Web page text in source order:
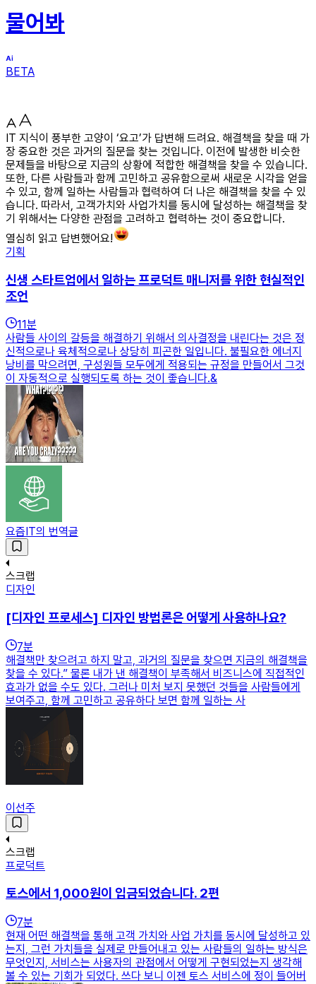
물어봐
BETA
IT 지식이 풍부한 고양이 ‘요고’가 답변해 드려요. 해결책을 찾을 때 가
장 중요한 것은 과거의 질문을 찾는 것입니다. 이전에 발생한 비슷한
문제들을 바탕으로 지금의 상황에 적합한 해결책을 찾을 수 있습니다.
또한, 다른 사람들과 함께 고민하고 공유함으로써 새로운 시각을 얻을
수 있고, 함께 일하는 사람들과 협력하여 더 나은 해결책을 찾을 수 있
습니다. 따라서, 고객가치와 사업가치를 동시에 달성하는 해결책을 찾
기 위해서는 다양한 관점을 고려하고 협력하는 것이 중요합니다.
열심히 읽고 답변했어요!
기획
신생 스타트업에서 일하는 프로덕트 매니저를 위한 현실적인
조언
11분
사람들 사이의 갈등을 해결하기 위해서 의사결정을 내린다는 것은 정
신적으로나 육체적으로나 상당히 피곤한 일입니다. 불필요한 에너지
낭비를 막으려면, 구성원들 모두에게 적용되는 규정을 만들어서 그것
이 자동적으로 실행되도록 하는 것이 좋습니다.&
요즘IT의 번역글
스크랩
디자인
[디자인 프로세스] 디자인 방법론은 어떻게 사용하나요?
7분
해결책만 찾으려고 하지 말고, 과거의 질문을 찾으면 지금의 해결책을
찾을 수 있다.” 물론 내가 낸 해결책이 부족해서 비즈니스에 직접적인
효과가 없을 수도 있다. 그러나 미처 보지 못했던 것들을 사람들에게
보여주고, 함께 고민하고 공유하다 보면 함께 일하는 사
이선주
스크랩
프로덕트
토스에서 1,000원이 입금되었습니다. 2편
7분
현재 어떤 해결책을 통해 고객 가치와 사업 가치를 동시에 달성하고 있
는지, 그런 가치들을 실제로 만들어내고 있는 사람들의 일하는 방식은
무엇인지, 서비스는 사용자의 관점에서 어떻게 구현되었는지 생각해
볼 수 있는 기회가 되었다. 쓰다 보니 이젠 토스 서비스에 정이 들어버